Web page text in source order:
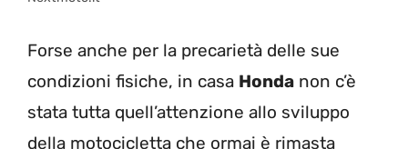
Forse anche per la precarietà delle sue
condizioni fisiche, in casa Honda non c’è
stata tutta quell’attenzione allo sviluppo
della motocicletta che ormai è rimasta